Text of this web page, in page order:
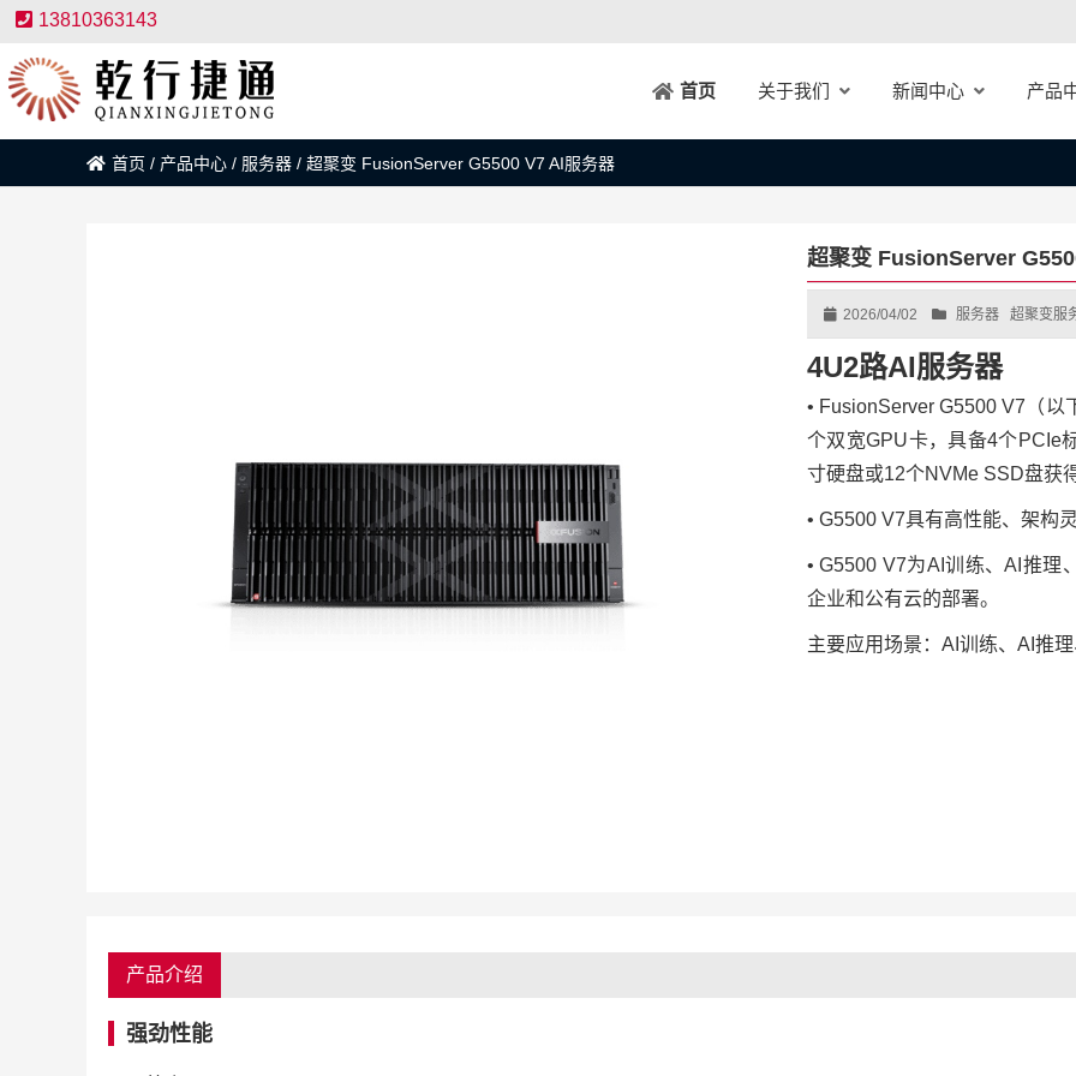
13810363143
首页 关于我们 新闻中心 产品
首页 / 产品中心 / 服务器 / 超聚变 FusionServer G5500 V7 AI服务器
超聚变 FusionServer
2026/04/02 服务器 超聚变服
4U2路AI服务器
• FusionServer G5500 V7（
个双宽GPU卡，具备4个PCIe
寸硬盘或12个NVMe SSD盘获
• G5500 V7具有高性能、架构
• G5500 V7为AI训练、AI推理
企业和公有云的部署。
主要应用场景： AI训练、 AI推
产品介绍
强劲性能